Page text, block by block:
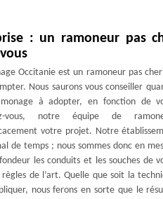
: un ramoneur pas
Occitanie est un ramoneur pas
Nous saurons vous conseiller
à adopter, en fonction de
vous, notre équipe de
votre projet. Notre
de temps ; nous sommes donc en
les conduits et les souches de
de l’art. Quelle que soit la
nous ferons en sorte que le